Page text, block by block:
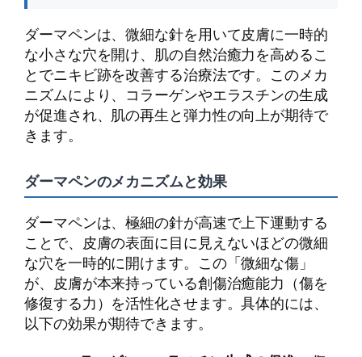
ダーマペンは、微細な針を用いて皮膚に一時的
な小さな穴を開け、肌の自然治癒力を高めるこ
とでニキビ跡を改善する治療法です。このメカ
ニズムにより、コラーゲンやエラスチンの生成
が促進され、肌の再生と弾力性の向上が期待で
きます。
ダーマペンのメカニズムと効果
ダーマペンは、極細の針が高速で上下運動する
ことで、皮膚の表面に目に見えないほどの微細
な穴を一時的に開けます。この「微細な傷」
が、皮膚が本来持っている創傷治癒能力（傷を
修復する力）を活性化させます。具体的には、
以下の効果が期待できます。